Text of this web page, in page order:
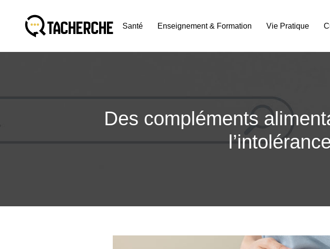
Santé Enseignement & Formation Vie Pratique
Des compléments